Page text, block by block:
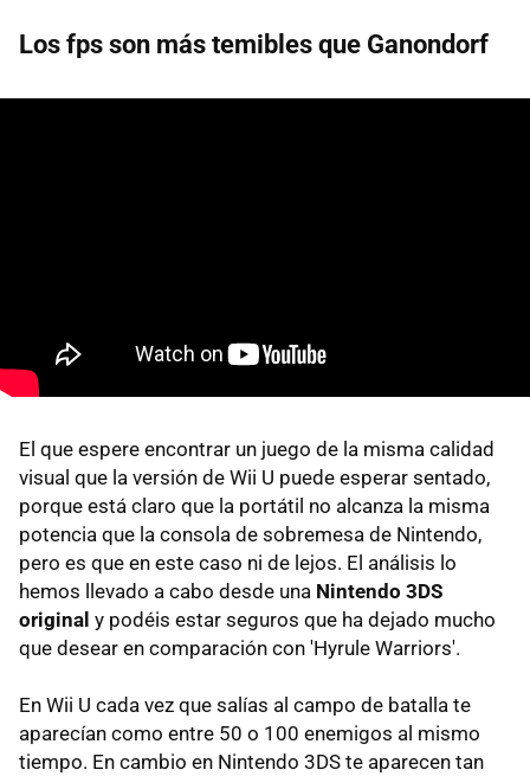
Los fps son más temibles que Ganondorf
El que espere encontrar un juego de la misma calidad
visual que la versión de Wii U puede esperar sentado,
porque está claro que la portátil no alcanza la misma
potencia que la consola de sobremesa de Nintendo,
pero es que en este caso ni de lejos. El análisis lo
hemos llevado a cabo desde una Nintendo 3DS
original y podéis estar seguros que ha dejado mucho
que desear en comparación con 'Hyrule Warriors'.
En Wii U cada vez que salías al campo de batalla te
aparecían como entre 50 o 100 enemigos al mismo
tiempo. En cambio en Nintendo 3DS te aparecen tan